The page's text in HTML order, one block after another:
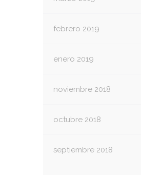
febrero 2019
enero 2019
noviembre 2018
octubre 2018
septiembre 2018